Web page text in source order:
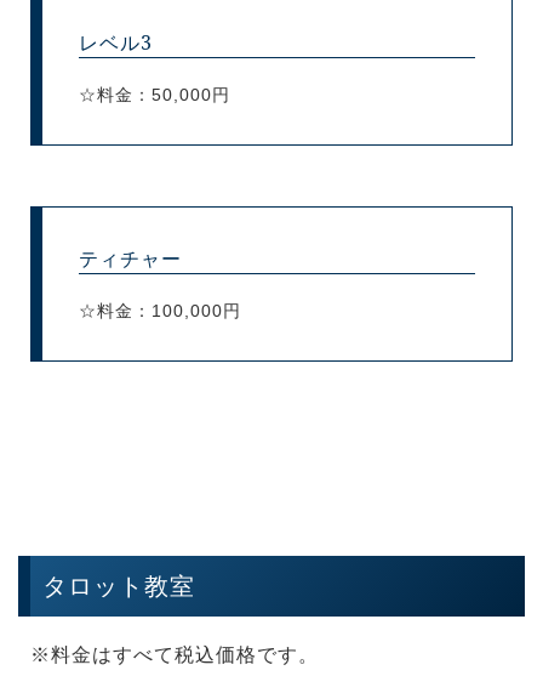
レベル3
☆料金：50,000円
ティチャー
☆料金：100,000円
タロット教室
※料金はすべて税込価格です。